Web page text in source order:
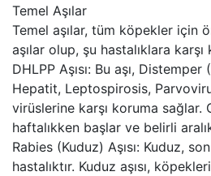
Temel Aşılar
Temel aşılar, tüm köpekler için
aşılar olup, şu hastalıklara
DHLPP Aşısı: Bu aşı,
Hepatit, Leptospirosis,
virüslerine karşı koruma sağlar.
haftalıkken başlar ve belirli
Rabies (Kuduz) Aşısı: Kuduz,
hastalıktır. Kuduz aşısı,